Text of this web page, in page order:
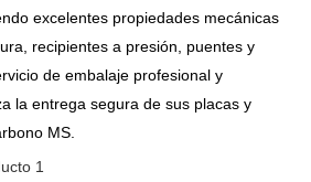
excelentes propiedades mecánicas
recipientes a presión, puentes y
de embalaje profesional y
la entrega segura de sus placas y
MS.
1